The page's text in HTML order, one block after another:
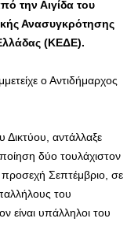
την Αιγίδα του
Ανασυγκρότησης
(ΚΕΔΕ).
ο Αντιδήμαρχος
Δικτύου, αντάλλαξε
δύο τουλάχιστον
Σεπτέμβριο, σε
του
είναι υπάλληλοι του